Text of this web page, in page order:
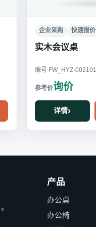
企业采购 快速报价
实木会议桌
编号 FW_HYZ-002101
询价
详情
产品
办公桌
办公椅